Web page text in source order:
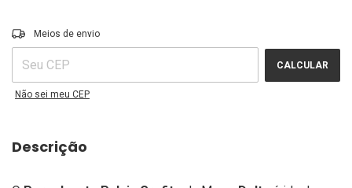
Entregas para o CEP:
Meios de envio
CALCULAR
Não sei meu CEP
Descrição